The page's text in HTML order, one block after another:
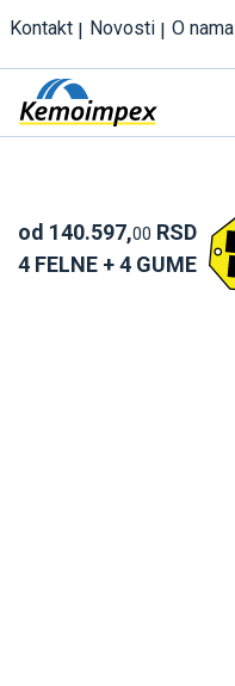
Kontakt Novosti O nama
od 140.597,00 RSD
4 FELNE + 4 GUME